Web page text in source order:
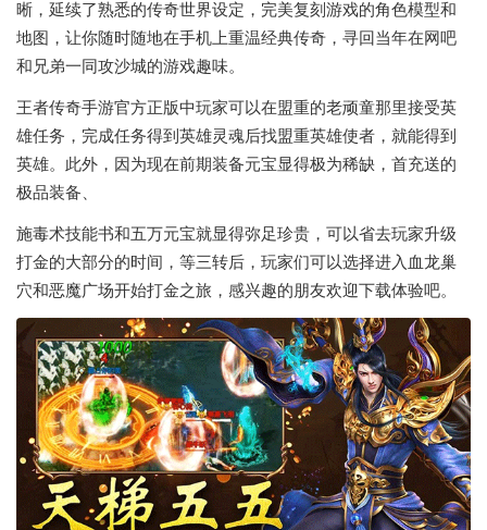
晰，延续了熟悉的传奇世界设定，完美复刻游戏的角色模型和
地图，让你随时随地在手机上重温经典传奇，寻回当年在网吧
和兄弟一同攻沙城的游戏趣味。
王者传奇手游官方正版中玩家可以在盟重的老顽童那里接受英
雄任务，完成任务得到英雄灵魂后找盟重英雄使者，就能得到
英雄。此外，因为现在前期装备元宝显得极为稀缺，首充送的
极品装备、
施毒术技能书和五万元宝就显得弥足珍贵，可以省去玩家升级
打金的大部分的时间，等三转后，玩家们可以选择进入血龙巢
穴和恶魔广场开始打金之旅，感兴趣的朋友欢迎下载体验吧。